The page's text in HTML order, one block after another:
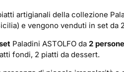
artigianali della collezione
e vengono venduti in set da
Paladini ASTOLFO da 2 persone
fondi, 2 piatti da dessert.